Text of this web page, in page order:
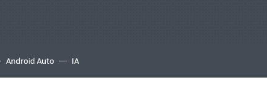
Android Auto IA